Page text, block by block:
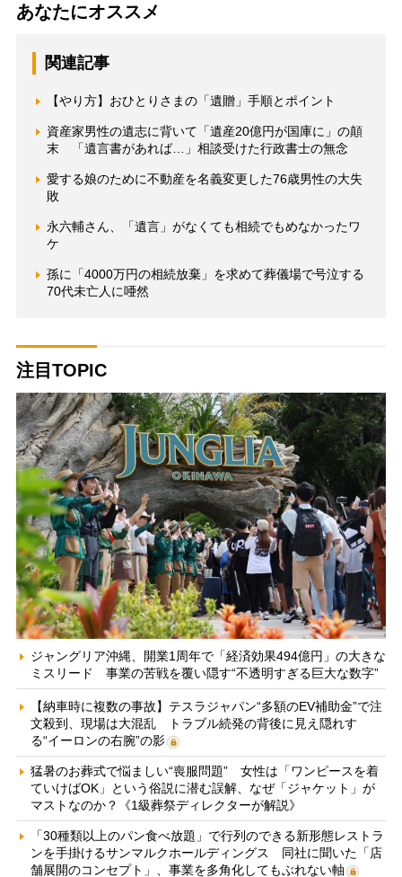
あなたにオススメ
関連記事
【やり方】おひとりさまの「遺贈」手順とポイント
資産家男性の遺志に背いて「遺産20億円が国庫に」の顛
末 「遺言書があれば…」相談受けた行政書士の無念
愛する娘のために不動産を名義変更した76歳男性の大失
敗
永六輔さん、「遺言」がなくても相続でもめなかったワ
ケ
孫に「4000万円の相続放棄」を求めて葬儀場で号泣する
70代未亡人に唖然
注目TOPIC
ジャングリア沖縄、開業1周年で「経済効果494億円」の大きな
ミスリード 事業の苦戦を覆い隠す“不透明すぎる巨大な数字”
【納車時に複数の事故】テスラジャパン“多額のEV補助金”で注
文殺到、現場は大混乱 トラブル続発の背後に見え隠れす
る“イーロンの右腕”の影
猛暑のお葬式で悩ましい“喪服問題” 女性は「ワンピースを着
ていけばOK」という俗説に潜む誤解、なぜ「ジャケット」が
マストなのか？《1級葬祭ディレクターが解説》
「30種類以上のパン食べ放題」で行列のできる新形態レストラ
ンを手掛けるサンマルクホールディングス 同社に聞いた「店
舗展開のコンセプト」、事業を多角化してもぶれない軸